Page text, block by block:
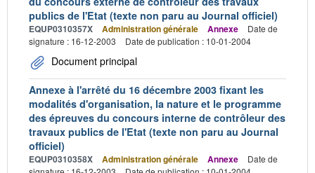
publics de l'Etat (texte non paru au Journal officiel)
EQUP0310357X Administration générale Annexe
Date de
signature : 16-12-2003
Date de publication : 10-01-2004
Document principal
Annexe à l'arrêté du 16 décembre 2003 fixant les
modalités d'organisation, la nature et le programme
des épreuves du concours interne de contrôleur des
travaux publics de l'Etat (texte non paru au Journal
officiel)
EQUP0310358X Administration générale Annexe
Date de